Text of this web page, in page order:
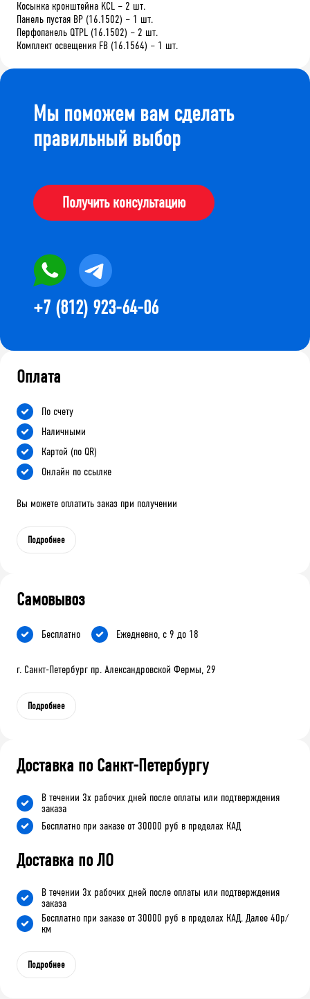
Косынка кронштейна KCL – 2 шт.
Панель пустая BP (16.1502) – 1 шт.
Перфопанель QTPL (16.1502) – 2 шт.
Комплект освещения FB (16.1564) – 1 шт.
Мы поможем вам сделать
правильный выбор
Получить консультацию
+7 (812) 923-64-06
Оплата
По счету
Наличными
Картой (по QR)
Онлайн по ссылке
Вы можете оплатить заказ при получении
Подробнее
Самовывоз
Бесплатно Ежедневно, с 9 до 18
г. Санкт-Петербург пр. Александровской Фермы, 29
Подробнее
Доставка по Санкт-Петербургу
В течении 3х рабочих дней после оплаты или подтверждения
заказа
Бесплатно при заказе от 30000 руб в пределах КАД
Доставка по ЛО
В течении 3х рабочих дней после оплаты или подтверждения
заказа
Бесплатно при заказе от 30000 руб в пределах КАД. Далее 40р/
км
Подробнее